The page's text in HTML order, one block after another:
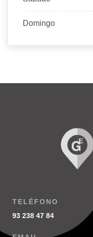
Domingo
TELÉFONO
93 238 47 84